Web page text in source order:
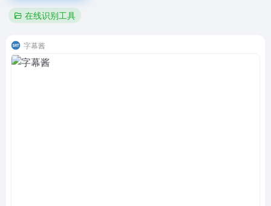
在线识别工具
字幕酱